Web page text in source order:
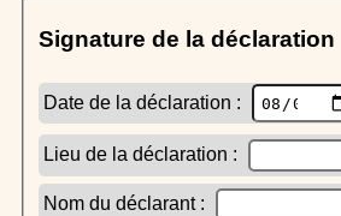
Signature de la déclaration
Date de la déclaration :
Lieu de la déclaration :
Nom du déclarant :